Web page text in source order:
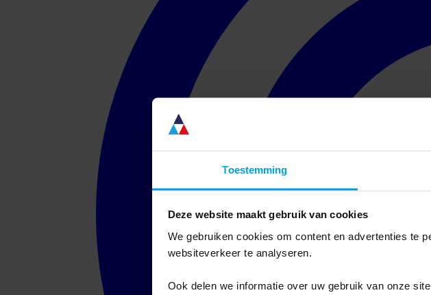
Toestemming
Deze website maakt gebruik van cookies
We gebruiken cookies om content en advertenties te
websiteverkeer te analyseren.
Ook delen we informatie over uw gebruik van onze